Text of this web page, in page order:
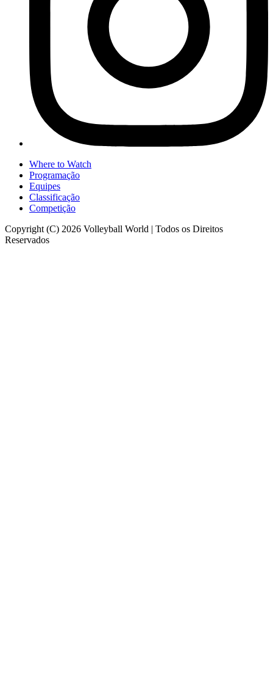
Where to Watch
Programação
Equipes
Classificação
Competição
Copyright (C) 2026 Volleyball World | Todos os Direitos
Reservados